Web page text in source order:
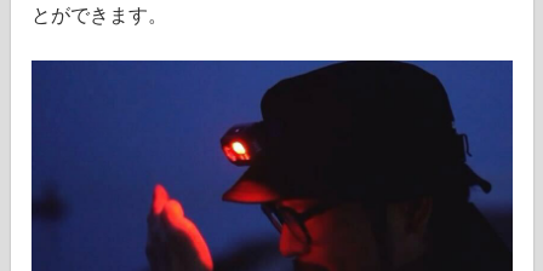
とができます。